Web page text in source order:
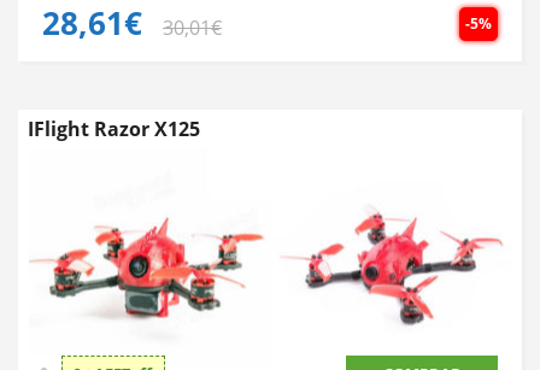
-5%
28,61€ 30,01€
IFlight Razor X125